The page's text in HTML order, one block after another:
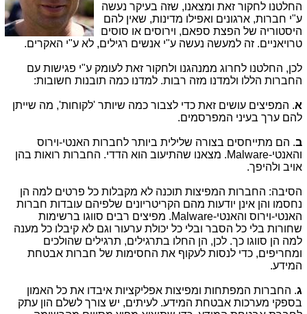
החלטנו לחקור זאת ומצאנו, שזה בעיקר נעשה
ע"י חברות, ארגונים ואפילו מדינות, שאין להם
היסטוריה של הפצת ספאם, וירוסים או סוסים
טרויאניים. זה למעשה נעשה ע"י אנשים רגילים, לא ע"י האקרים.
לכן, החלטנו לחרוג ממנהגנו ולחקור זאת לעומק ע"י פגישות עם
החברות הללו ולמדנו מזה רבות. למדנו כמה תובנות חשובות:
א. המפיצים עושים זאת כדי לצבור כמה שיותר 'לקוחות', מה שייתן
להם ערך בעיני המפרסמים.
ב. הם מתייחסים בצורה שלילית ביותר לחברות האנטי-וירוס
והאנטי-Malware. מצאנו שהתיעוב הוא הדדי. החברות רואות בהן
אויב ולהיפך.
הסיבה: החברות המפיצות תוכנה לא מקבלות כל פרטים למה הן
נחסמו והן אינן יודעות מהם הקריטריונים שלפיהם עובדות חברות
האנטי-וירוס והאנטי-Malware. מפיצים רבים סווגו ברשימות
שחורות בלי כל הסבר ובלי כל יכולת ערעור וגם לא קיבלו כל מענה
למה הן סווגו כך. לכן, הן החלו בתרגילים, תרגילים שהולכים
ומחריפים, כדי לנסות לעקוף את החסימות של חברות אבטחת
המידע.
ג. החברות המפתחות ומפיצות אפליקציות איבדו את כל האמון
בספקי מערכות אבטחת המידע. לעיתים, יש צורך לשלם הון עתק